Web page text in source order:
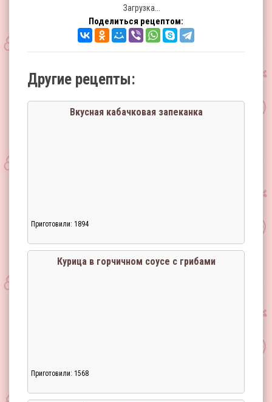
Загрузка...
Поделиться рецептом:
Другие рецепты:
Вкусная кабачковая запеканка
Приготовили: 1894
Курица в горчичном соусе с грибами
Приготовили: 1568